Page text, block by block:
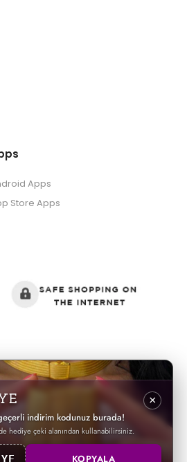
Apps
Store Apps
earrings, silver rings, silver
stylish.
from our site,
renewed
indirim kodunuz burada!
hediye çeki alanından kullanabilirsiniz.
×
KOPYALA